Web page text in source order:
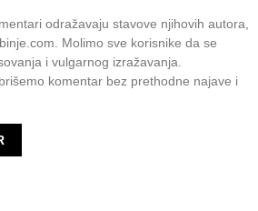
odražavaju stavove njihovih autora,
Molimo sve korisnike da se
i vulgarnog izražavanja.
komentar bez prethodne najave i